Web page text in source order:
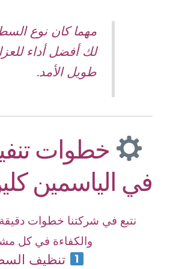
مهما كان نوع
لك أفضل أداء
طويل الأمد.
خطوات
في الياسمين
نتبع في شركتنا خطوات
والكفاءة في كل
تنظيف